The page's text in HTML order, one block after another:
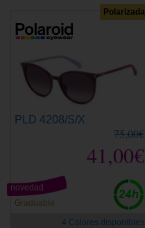
Polarizada
PLD 4208/S/X
75,00€
41,00€
Graduable
novedad
4 Colores disponibles